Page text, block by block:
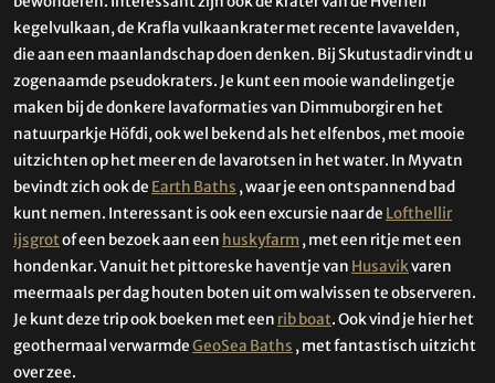
kegelvulkaan, de Krafla vulkaankrater met recente lavavelden,
die aan een maanlandschap doen denken. Bij Skutustadir vindt u
zogenaamde pseudokraters. Je kunt een mooie wandelingetje
maken bij de donkere lavaformaties van Dimmuborgir en het
natuurparkje Höfdi, ook wel bekend als het elfenbos, met mooie
uitzichten op het meer en de lavarotsen in het water. In Myvatn
bevindt zich ook de Earth Baths , waar je een ontspannend bad
kunt nemen. Interessant is ook een excursie naar de Lofthellir
ijsgrotof een bezoek aan een huskyfarm , met een ritje met een
hondenkar. Vanuit het pittoreske haventje van Husavikvaren
meermaals per dag houten boten uit om walvissen te observeren.
Je kunt deze trip ook boeken met een rib boat. Ook vind je hier het
geothermaal verwarmdeGeoSea Baths , met fantastisch uitzicht
over zee.